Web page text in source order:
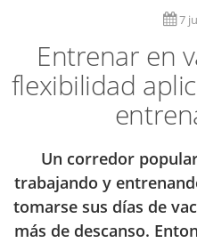
7
Entrenar en
flexibilidad
Un corredor
trabajando y
tomarse sus días de
más de descanso.